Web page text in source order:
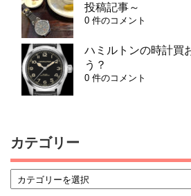
投稿記事～
0 件のコメント
ハミルトンの時計買
う？
0 件のコメント
カテゴリー